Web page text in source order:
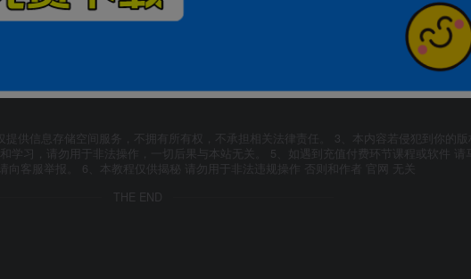
供信息存储空间服务，不拥有所有权，不承担相关法律责任。 3、本内容若侵犯到你的版
学习，请勿用于非法操作，一切后果与本站无关。 5、如遇到充值付费环节课程或软件 请
客服举报。 6、本教程仅供揭秘 请勿用于非法违规操作 否则和作者 官网 无关
THE END